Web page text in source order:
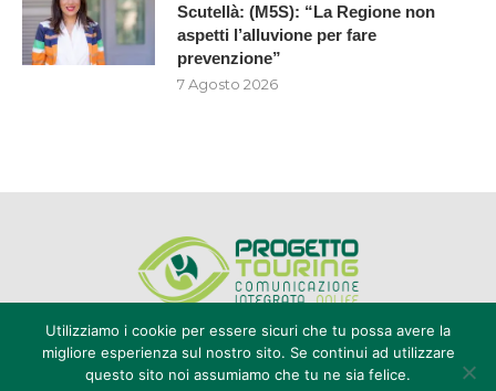
Scutellà: (M5S): “La Regione non
aspetti l’alluvione per fare
prevenzione”
7 Agosto 2026
Editore Progetto Touring srl - iscrizione al ROC n°20616 - P.IVA e CF
Utilizziamo i cookie per essere sicuri che tu possa avere la
migliore esperienza sul nostro sito. Se continui ad utilizzare
questo sito noi assumiamo che tu ne sia felice.